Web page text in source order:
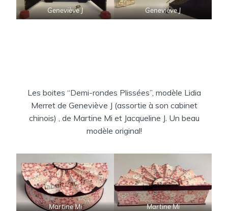
Geneviève J Geneviève J
Les boites “Demi-rondes Plissées”, modèle Lidia
Merret de Geneviève J (assortie à son cabinet
chinois) , de Martine Mi et Jacqueline J. Un beau
modèle original!
Martine Mi Martine Mi